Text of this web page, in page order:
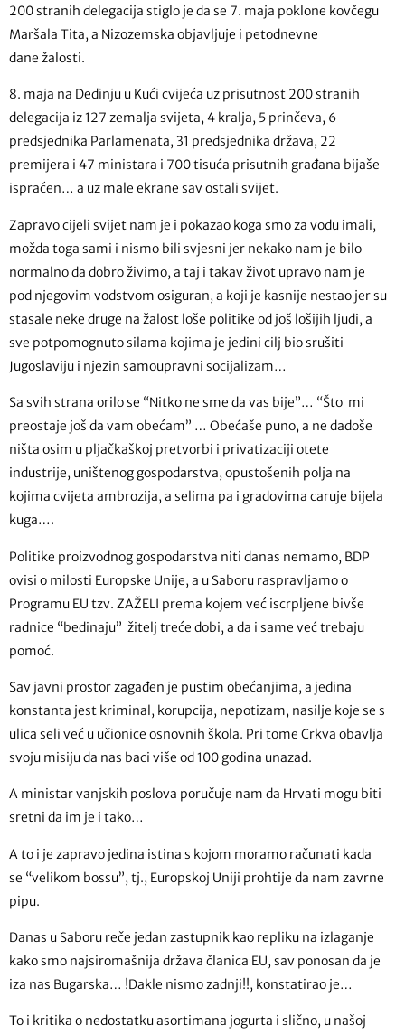
200 stranih delegacija stiglo je da se 7. maja poklone kovčegu
Maršala Tita, a Nizozemska objavljuje i petodnevne
dane žalosti.
8. maja na Dedinju u Kući cvijeća uz prisutnost 200 stranih
delegacija iz 127 zemalja svijeta, 4 kralja, 5 prinčeva, 6
predsjednika Parlamenata, 31 predsjednika država, 22
premijera i 47 ministara i 700 tisuća prisutnih građana bijaše
ispraćen… a uz male ekrane sav ostali svijet.
Zapravo cijeli svijet nam je i pokazao koga smo za vođu imali,
možda toga sami i nismo bili svjesni jer nekako nam je bilo
normalno da dobro živimo, a taj i takav život upravo nam je
pod njegovim vodstvom osiguran, a koji je kasnije nestao jer su
stasale neke druge na žalost loše politike od još lošijih ljudi, a
sve potpomognuto silama kojima je jedini cilj bio srušiti
Jugoslaviju i njezin samoupravni socijalizam…
Sa svih strana orilo se “Nitko ne sme da vas bije”… “Što mi
preostaje još da vam obećam” … Obećaše puno, a ne dadoše
ništa osim u pljačkaškoj pretvorbi i privatizaciji otete
industrije, uništenog gospodarstva, opustošenih polja na
kojima cvijeta ambrozija, a selima pa i gradovima caruje bijela
kuga….
Politike proizvodnog gospodarstva niti danas nemamo, BDP
ovisi o milosti Europske Unije, a u Saboru raspravljamo o
Programu EU tzv. ZAŽELI prema kojem već iscrpljene bivše
radnice “bedinaju” žitelj treće dobi, a da i same već trebaju
pomoć.
Sav javni prostor zagađen je pustim obećanjima, a jedina
konstanta jest kriminal, korupcija, nepotizam, nasilje koje se s
ulica seli već u učionice osnovnih škola. Pri tome Crkva obavlja
svoju misiju da nas baci više od 100 godina unazad.
A ministar vanjskih poslova poručuje nam da Hrvati mogu biti
sretni da im je i tako…
A to i je zapravo jedina istina s kojom moramo računati kada
se “velikom bossu”, tj., Europskoj Uniji prohtije da nam zavrne
pipu.
Danas u Saboru reče jedan zastupnik kao repliku na izlaganje
kako smo najsiromašnija država članica EU, sav ponosan da je
iza nas Bugarska… !Dakle nismo zadnji!!, konstatirao je…
To i kritika o nedostatku asortimana jogurta i slično, u našoj